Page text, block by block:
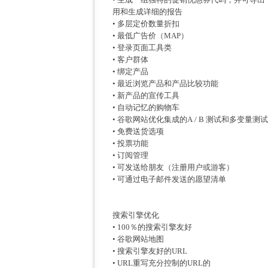
用和生成详细的报告
• 多层定价数量折扣
• 最低广告价（MAP）
• 登录页面工具类
• 客户群体
• 绑定产品
• 最近浏览产品和产品比较功能
• 新产品的宣传工具
• 自动记忆的购物车
• 谷歌网站优化集成的A / B 测试和多变量测
• 免费送货选项
• 投票功能
• 订阅管理
• 可发送给朋友（注册用户或游客）
• 可通过电子邮件发送的愿望清单
搜索引擎优化
• 100％的搜索引擎友好
• 谷歌网站地图
• 搜索引擎友好的URL
• URL重写充分控制的URL的